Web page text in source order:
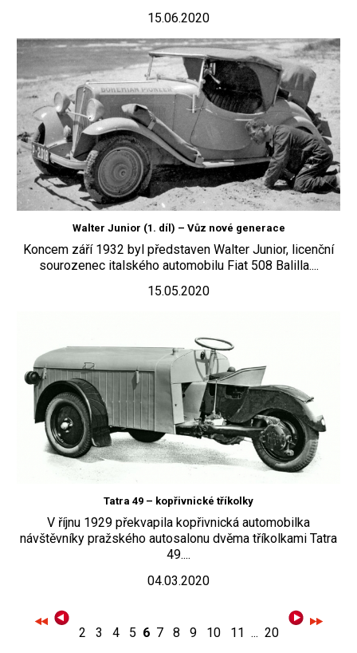
15.06.2020
Walter Junior (1. díl) – Vůz nové generace
Koncem září 1932 byl představen Walter Junior, licenční
sourozenec italského automobilu Fiat 508 Balilla....
15.05.2020
Tatra 49 – kopřivnické tříkolky
V říjnu 1929 překvapila kopřivnická automobilka
návštěvníky pražského autosalonu dvěma tříkolkami Tatra
49....
04.03.2020
2 3 4 5 6 7 8 9 10 11 ... 20